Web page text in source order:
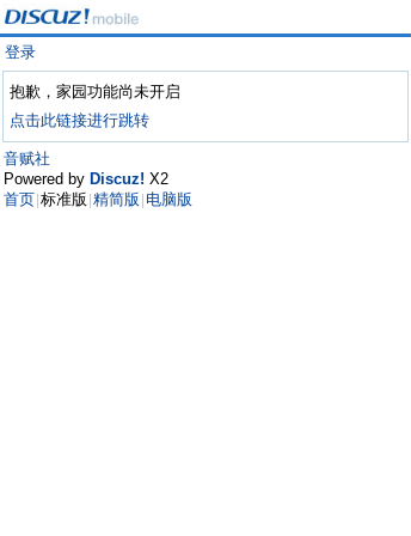
登录
抱歉，家园功能尚未开启
点击此链接进行跳转
音赋社
Powered by Discuz! X2
首页 标准版 精简版 电脑版